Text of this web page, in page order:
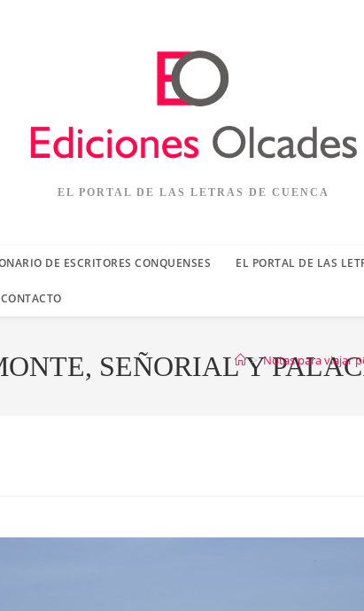
EL PORTAL DE LAS LETRAS DE CUENCA
DE ESCRITORES CONQUENSES EL PORTAL DE LAS
CONTACTO
SEÑORIAL Y
> Notas para viajar